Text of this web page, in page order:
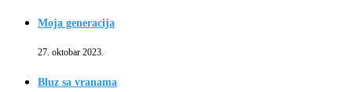
Moja generacija
27. oktobar 2023.
Bluz sa vranama